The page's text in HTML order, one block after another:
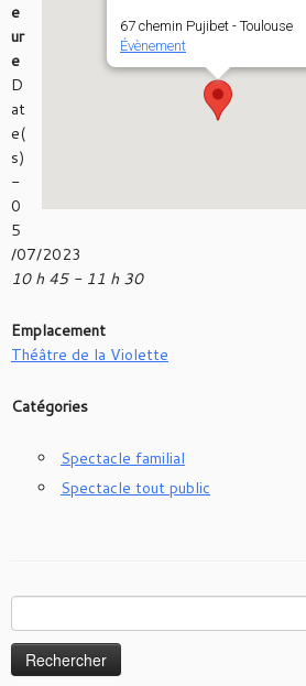
67 chemin Pujibet - Toulouse
Évènement
e
ur
e
D
at
e(
s)
-
0
5
/07/2023
10 h 45 - 11 h 30
Emplacement
Théâtre de la Violette
Catégories
Spectacle familial
Spectacle tout public